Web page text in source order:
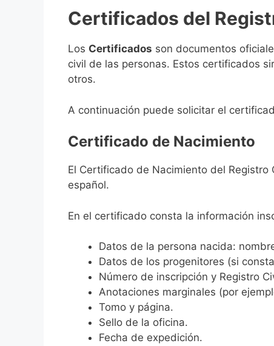
Certificados del
Los Certificados son documentos
civil de las personas. Estos certificados
otros.
A continuación puede solicitar el
Certificado de Nacimiento
El Certificado de Nacimiento del
español.
En el certificado consta la información
Datos de la persona nacida:
Datos de los progenitores (si
Número de inscripción y Registro
Anotaciones marginales (por
Tomo y página.
Sello de la oficina.
Fecha de expedición.